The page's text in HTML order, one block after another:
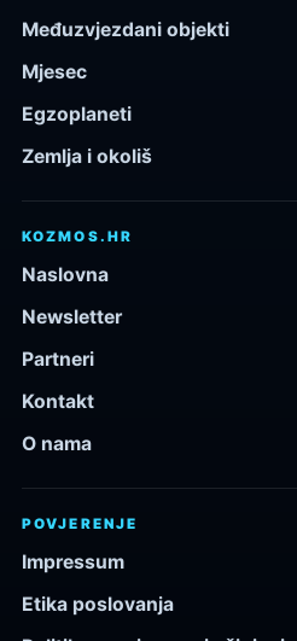
Međuzvjezdani objekti
Mjesec
Egzoplaneti
Zemlja i okoliš
KOZMOS.HR
Naslovna
Newsletter
Partneri
Kontakt
O nama
POVJERENJE
Impressum
Etika poslovanja